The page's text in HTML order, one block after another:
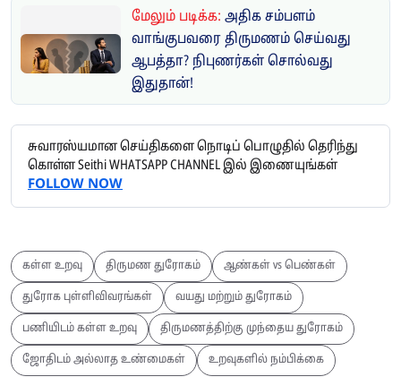
மேலும் படிக்க: அதிக சம்பளம்
வாங்குபவரை திருமணம் செய்வது
ஆபத்தா? நிபுணர்கள் சொல்வது
இதுதான்!
சுவாரஸ்யமான செய்திகளை நொடிப் பொழுதில் தெரிந்து
கொள்ள Seithi WHATSAPP CHANNEL இல் இணையுங்கள்
FOLLOW NOW
கள்ள உறவு திருமண துரோகம் ஆண்கள் vs பெண்கள்
துரோக புள்ளிவிவரங்கள் வயது மற்றும் துரோகம்
பணியிடம் கள்ள உறவு திருமணத்திற்கு முந்தைய துரோகம்
ஜோதிடம் அல்லாத உண்மைகள் உறவுகளில் நம்பிக்கை